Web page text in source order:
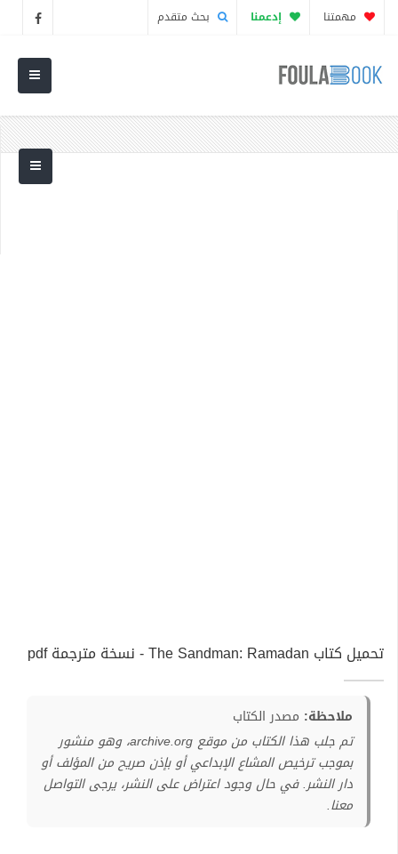
مهمتنا إدعمنا بحث متقدم
تحميل كتاب The Sandman: Ramadan - نسخة مترجمة pdf
ملاحظة: مصدر الكتاب
تم جلب هذا الكتاب من موقع archive.org، وهو منشور
بموجب ترخيص المشاع الإبداعي أو بإذن صريح من المؤلف أو
دار النشر. في حال وجود اعتراض على النشر، يرجى التواصل
معنا.